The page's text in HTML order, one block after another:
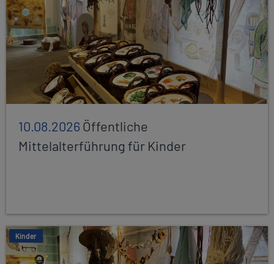
10.08.2026Öffentliche
Mittelalterführung für Kinder
Kinder